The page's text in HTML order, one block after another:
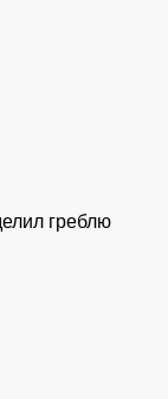
греблю